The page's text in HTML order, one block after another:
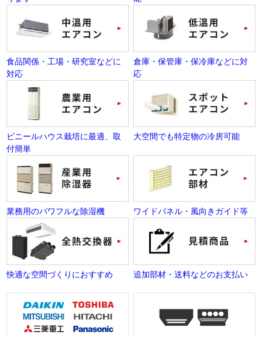
食品関係・工場・研究室などに
対応
倉庫・保管庫・保冷庫などに対
応
ビニールハウス栽培に最適、取
付簡単
大空間でも特定物の冷房可能
業務用のパワフルな除湿機 ワイドパネル・風向きガイド等
快適な空間づくりにおすすめ 追加部材・送料などのお支払い